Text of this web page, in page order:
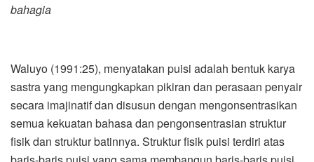
bahagia
Waluyo (1991:25), menyatakan puisi adalah bentuk karya
sastra yang mengungkapkan pikiran dan perasaan penyair
secara imajinatif dan disusun dengan mengonsentrasikan
semua kekuatan bahasa dan pengonsentrasian struktur
fisik dan struktur batinnya. Struktur fisik puisi terdiri atas